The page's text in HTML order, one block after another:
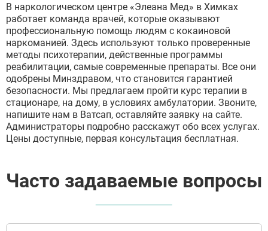
В наркологическом центре «Элеана Мед» в Химках
работает команда врачей, которые оказывают
профессиональную помощь людям с кокаиновой
наркоманией. Здесь используют только проверенные
методы психотерапии, действенные программы
реабилитации, самые современные препараты. Все они
одобрены Минздравом, что становится гарантией
безопасности. Мы предлагаем пройти курс терапии в
стационаре, на дому, в условиях амбулатории. Звоните,
напишите нам в Ватсап, оставляйте заявку на сайте.
Администраторы подробно расскажут обо всех услугах.
Цены доступные, первая консультация бесплатная.
Часто задаваемые вопросы